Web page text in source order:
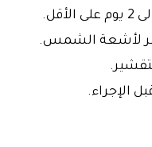
لأشعة الشمس.
الإجراء.